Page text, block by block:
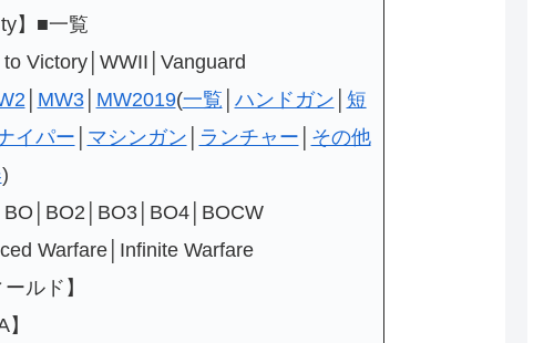
】■一覧
Victory│WWII│Vanguard
MW3│ MW2019(一覧 ハンドガン 短
イパー
マシンガン ランチャー
その他
)
Warfare│Infinite Warfare
ルド】